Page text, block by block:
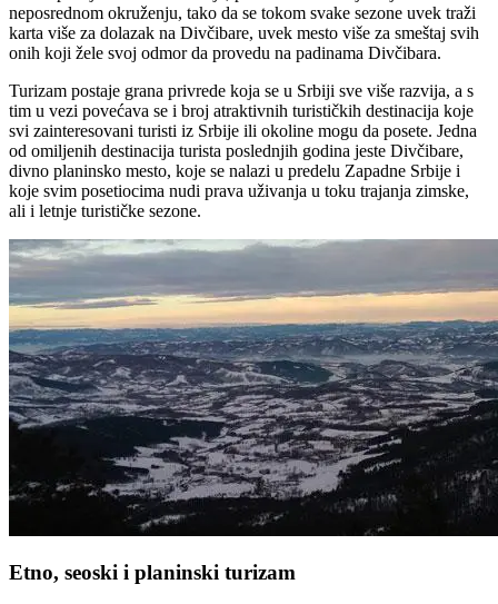
neposrednom okruženju, tako da se tokom svake sezone uvek traži
karta više za dolazak na Divčibare, uvek mesto više za smeštaj svih
onih koji žele svoj odmor da provedu na padinama Divčibara.
Turizam postaje grana privrede koja se u Srbiji sve više razvija, a s
tim u vezi povećava se i broj atraktivnih turističkih destinacija koje
svi zainteresovani turisti iz Srbije ili okoline mogu da posete. Jedna
od omiljenih destinacija turista poslednjih godina jeste Divčibare,
divno planinsko mesto, koje se nalazi u predelu Zapadne Srbije i
koje svim posetiocima nudi prava uživanja u toku trajanja zimske,
ali i letnje turističke sezone.
Etno, seoski i planinski turizam